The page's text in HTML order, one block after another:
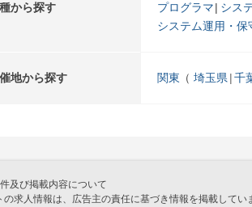
から探す プログラマ シス
システム運用・保
地から探す 関東 埼玉県 千
及び掲載内容について
の求人情報は、広告主の責任に基づき情報を掲載して